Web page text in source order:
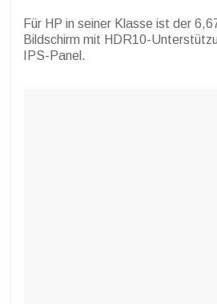
Für HP in seiner Klasse ist der
Bildschirm mit HDR10-
IPS-Panel.